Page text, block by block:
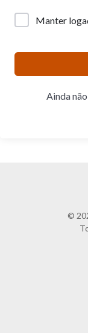
Manter
Ainda
©